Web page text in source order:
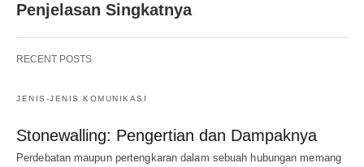
Penjelasan Singkatnya
RECENT POSTS
JENIS-JENIS KOMUNIKASI
Stonewalling: Pengertian dan Dampaknya
Perdebatan maupun pertengkaran dalam sebuah hubungan memang